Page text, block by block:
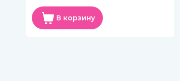
В корзину